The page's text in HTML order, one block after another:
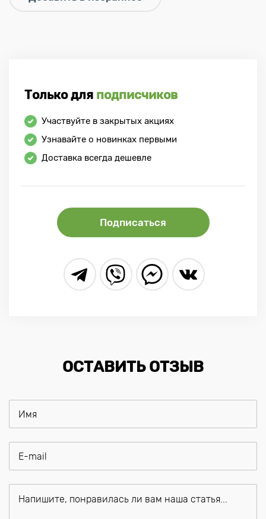
Только для подписчиков
Участвуйте в закрытых акциях
Узнавайте о новинках первыми
Доставка всегда дешевле
Подписаться
ОСТАВИТЬ ОТЗЫВ